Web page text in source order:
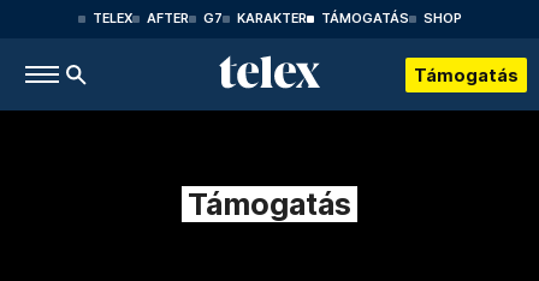
TELEX AFTER G7 KARAKTER TÁMOGATÁS SHOP
Támogatás
Támogatás